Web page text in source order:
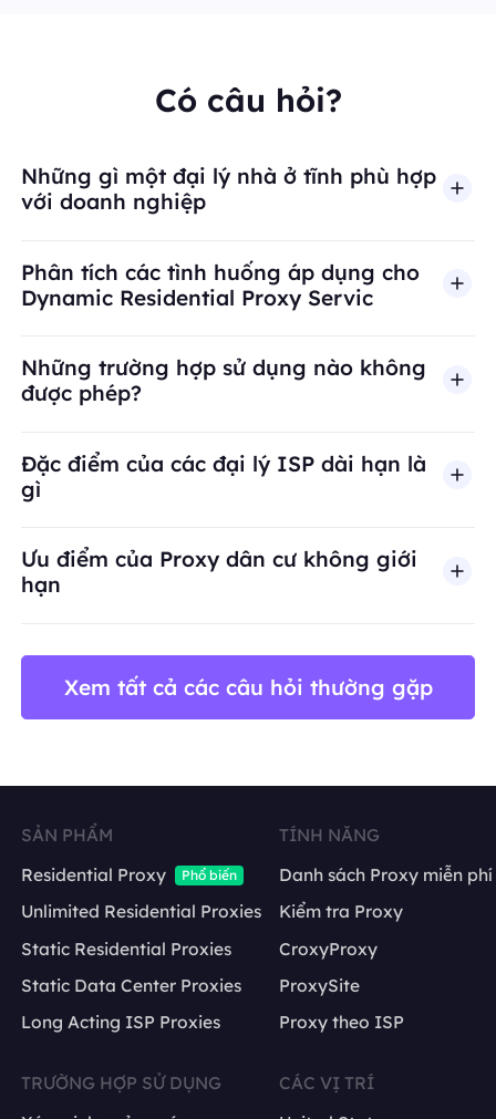
Có câu hỏi?
Những gì một đại lý nhà ở tĩnh phù hợp
với doanh nghiệp
Phân tích các tình huống áp dụng cho
Dynamic Residential Proxy Servic
Những trường hợp sử dụng nào không
được phép?
BestProxy không hỗ trợ gian lận, spam, tương
Đặc điểm của các đại lý ISP dài hạn là
gì
Ưu điểm của Proxy dân cư không giới
hạn
Xem tất cả các câu hỏi thường gặp
SẢN PHẨM
Residential Proxy
Phổ biến
Unlimited Residential Proxies
Static Residential Proxies
Static Data Center Proxies
Long Acting ISP Proxies
TÍNH NĂNG
Danh sách Proxy miễn phí
Kiểm tra Proxy
CroxyProxy
ProxySite
Proxy theo ISP
TRƯỜNG HỢP SỬ DỤNG
CÁC VỊ TRÍ